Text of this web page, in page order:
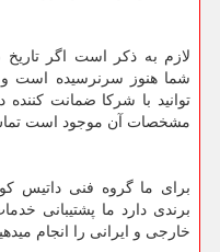
لازم به ذکر است اگر
شما هنوز سرنرسیده است و
توانید با شرکا ضمانت
مشخصات آن موجود است
برای ما گروه فنی داتیس
برندی دارد ما پشتیبانی
خارجی و ایرانی را انجام